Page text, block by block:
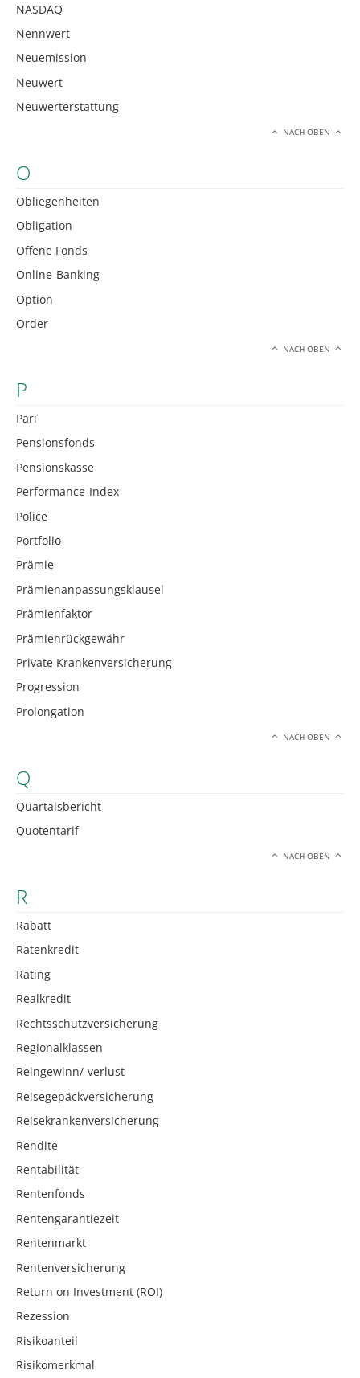
NASDAQ
Nennwert
Neuemission
Neuwert
Neuwerterstattung
NACH OBEN
O
Obliegenheiten
Obligation
Offene Fonds
Online-Banking
Option
Order
NACH OBEN
P
Pari
Pensionsfonds
Pensionskasse
Performance-Index
Police
Portfolio
Prämie
Prämienanpassungsklausel
Prämienfaktor
Prämienrückgewähr
Private Krankenversicherung
Progression
Prolongation
NACH OBEN
Q
Quartalsbericht
Quotentarif
NACH OBEN
R
Rabatt
Ratenkredit
Rating
Realkredit
Rechtsschutzversicherung
Regionalklassen
Reingewinn/-verlust
Reisegepäckversicherung
Reisekrankenversicherung
Rendite
Rentabilität
Rentenfonds
Rentengarantiezeit
Rentenmarkt
Rentenversicherung
Return on Investment (ROI)
Rezession
Risikoanteil
Risikomerkmal